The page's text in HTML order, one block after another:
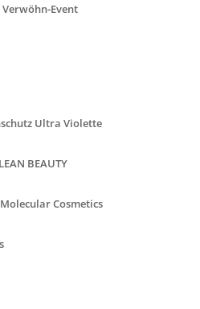
Event
Ultra Violette
BEAUTY
Cosmetics